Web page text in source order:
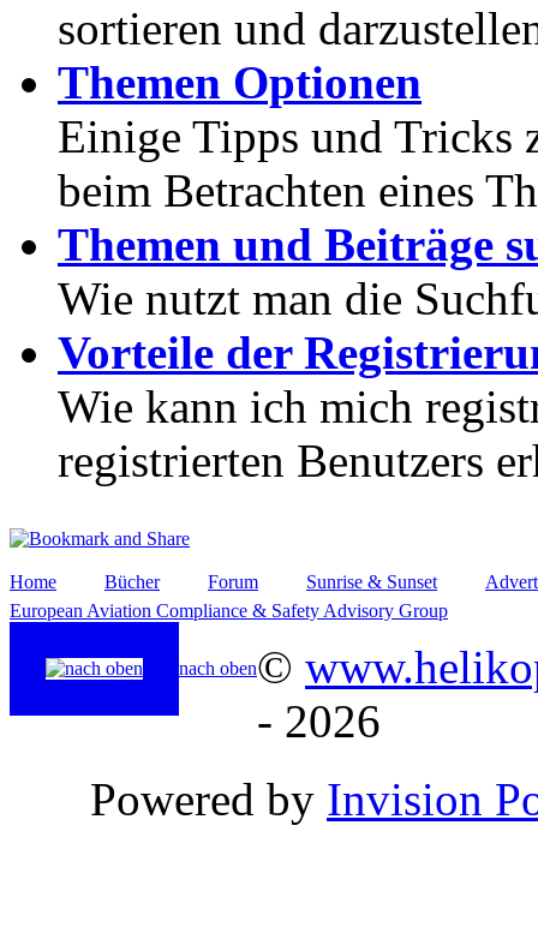
sortieren und
Themen Optionen
Einige Tipps und Tricks
beim Betrachten eines
Themen und Beiträge
Wie nutzt man die
Vorteile der
Wie kann ich mich
registrierten Benutzers
Home Bücher Forum Sunrise & Sunset
European Aviation Compliance & Safety Advisory Group
nach oben©
- 2026
Powered by Invision